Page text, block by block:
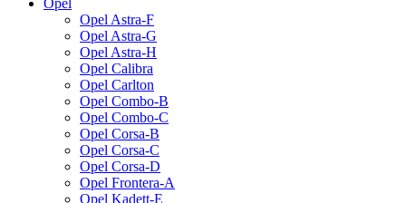
Opel Astra-F
Opel Astra-G
Opel Astra-H
Opel Calibra
Opel Carlton
Opel Combo-B
Opel Combo-C
Opel Corsa-B
Opel Corsa-C
Opel Corsa-D
Opel Frontera-A
Opel Kadett-E